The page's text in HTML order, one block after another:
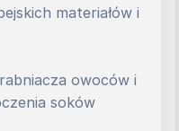
materiałów i
owoców i
soków